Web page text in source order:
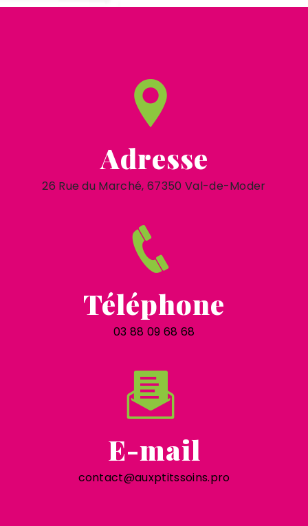
Adresse
26 Rue du Marché, 67350 Val-de-Moder
Téléphone
03 88 09 68 68
E-mail
contact@auxptitssoins.pro